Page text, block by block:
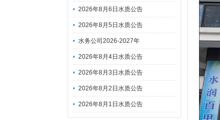
2026年8月6日水质公告
2026年8月5日水质公告
水务公司2026-2027年
2026年8月4日水质公告
2026年8月3日水质公告
2026年8月2日水质公告
2026年8月1日水质公告